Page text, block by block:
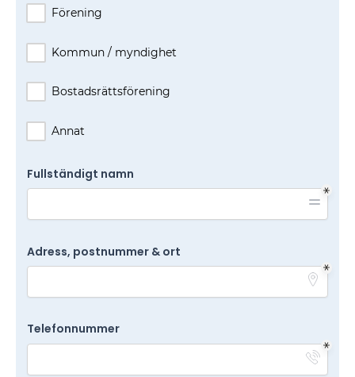
Förening
Kommun / myndighet
Bostadsrättsförening
Annat
Fullständigt namn
Adress, postnummer & ort
Telefonnummer